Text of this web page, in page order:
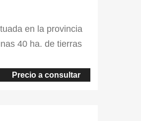
en la provincia
40 ha. de tierras
cuanto a sus
Precio a consultar